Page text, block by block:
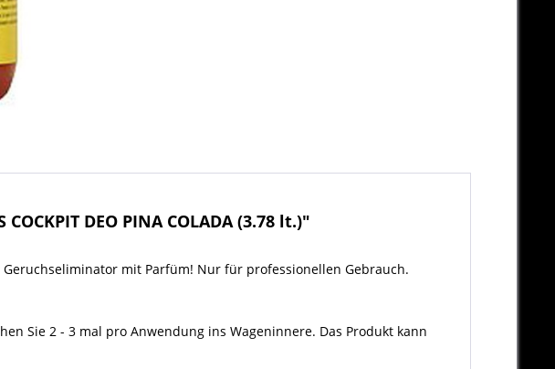
DEO PINA COLADA (3.78 lt.)"
mit Parfüm! Nur für professionellen Gebrauch.
Sie 2 - 3 mal pro Anwendung ins Wageninnere. Das Produkt kann